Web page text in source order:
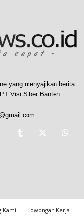
yang menyajikan berita
Visi Siber Banten
Kami
Lowongan Kerja